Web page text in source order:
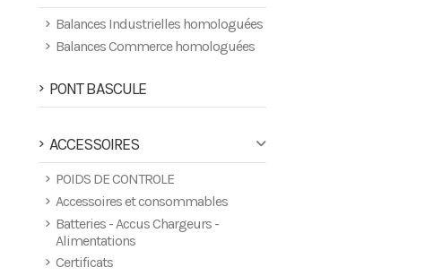
Balances Industrielles homologuées
Balances Commerce homologuées
PONT BASCULE
ACCESSOIRES
POIDS DE CONTROLE
Accessoires et consommables
Batteries - Accus Chargeurs -
Alimentations
Certificats